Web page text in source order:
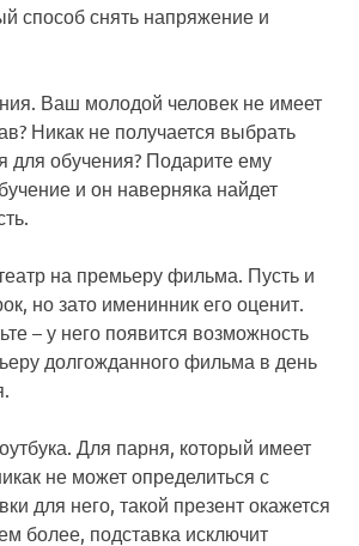
способ снять напряжение и
Ваш молодой человек не имеет
Никак не получается выбрать
для обучения? Подарите ему
и он наверняка найдет
на премьеру фильма. Пусть и
но зато именинник его оценит.
– у него появится возможность
долгожданного фильма в день
Для парня, который имеет
не может определиться с
для него, такой презент окажется
более, подставка исключит